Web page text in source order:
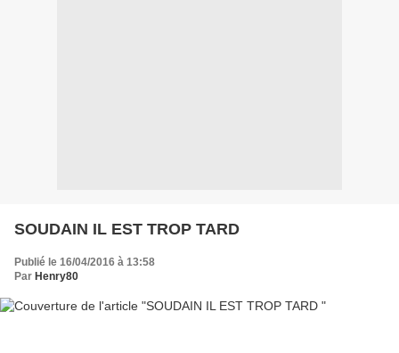
SOUDAIN IL EST TROP TARD
Publié le 16/04/2016 à 13:58
Par Henry80